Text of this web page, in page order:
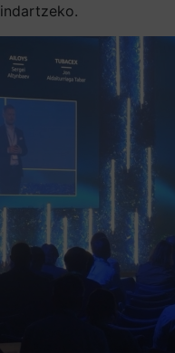
indartzeko.